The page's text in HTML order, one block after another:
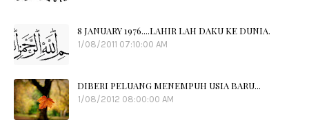
8 JANUARY 1976....LAHIR LAH DAKU KE DUNIA.
1/08/2011 07:10:00 AM
DIBERI PELUANG MENEMPUH USIA BARU...
1/08/2012 08:00:00 AM